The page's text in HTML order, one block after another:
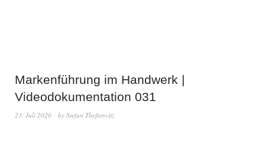
Markenführung im Handwerk |
Videodokumentation 031
23. Juli 2020 by Stefan Theßenvitz